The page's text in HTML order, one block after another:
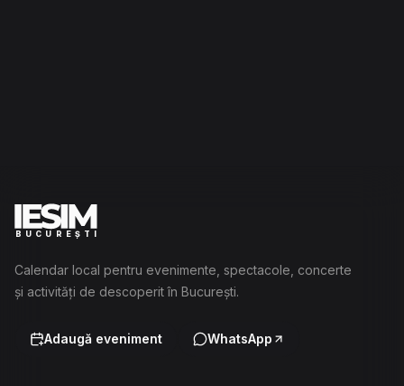
BUCUREȘTI
Calendar local pentru evenimente, spectacole, concerte
și activități de descoperit în București.
Adaugă eveniment WhatsApp